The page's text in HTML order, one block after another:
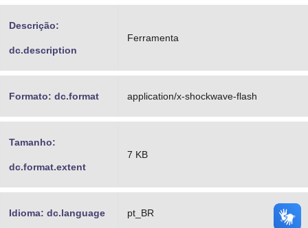
Descrição:
dc.description
Ferramenta
Formato: dc.format application/x-shockwave-flash
Tamanho:
dc.format.extent
7 KB
Idioma: dc.language pt_BR